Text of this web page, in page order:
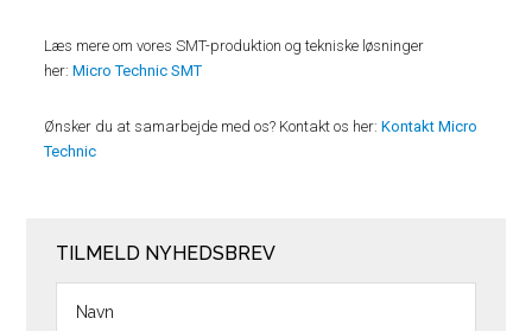
Læs mere om vores SMT-produktion og tekniske løsninger
her:Micro Technic SMT
Ønsker du at samarbejde med os? Kontakt os her:Kontakt Micro
Technic
TILMELD NYHEDSBREV